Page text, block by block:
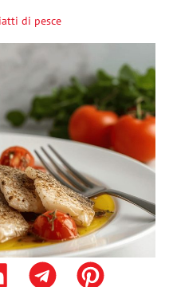
di pesce